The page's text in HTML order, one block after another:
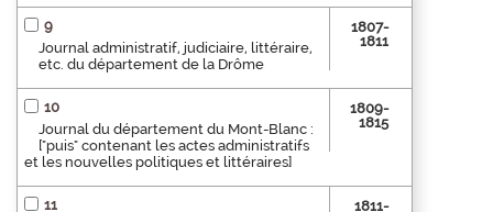
9
Journal administratif, judiciaire, littéraire,
etc. du département de la Drôme
1807-
1811
10
Journal du département du Mont-Blanc :
["puis" contenant les actes administratifs
et les nouvelles politiques et littéraires]
1809-
1815
11
1811-